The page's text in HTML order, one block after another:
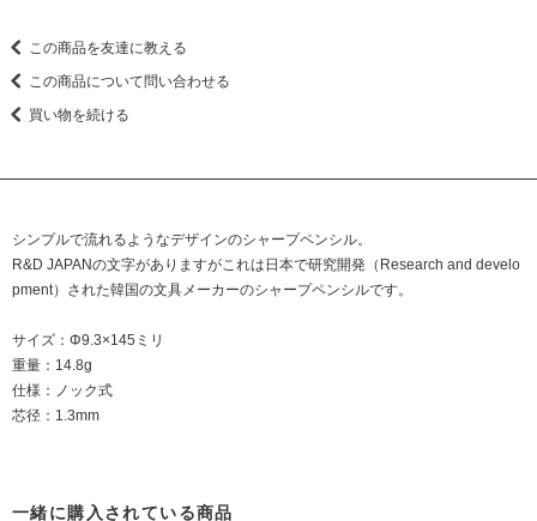
この商品を友達に教える
この商品について問い合わせる
買い物を続ける
シンプルで流れるようなデザインのシャープペンシル。
R&D JAPANの文字がありますがこれは日本で研究開発（Research and develo
pment）された韓国の文具メーカーのシャープペンシルです。
サイズ：Φ9.3×145ミリ
重量：14.8g
仕様：ノック式
芯径：1.3mm
一緒に購入されている商品